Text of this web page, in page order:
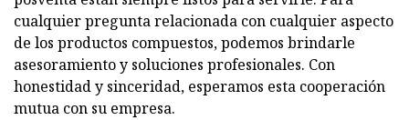
cualquier pregunta relacionada con cualquier aspecto
de los productos compuestos, podemos brindarle
asesoramiento y soluciones profesionales. Con
honestidad y sinceridad, esperamos esta cooperación
mutua con su empresa.